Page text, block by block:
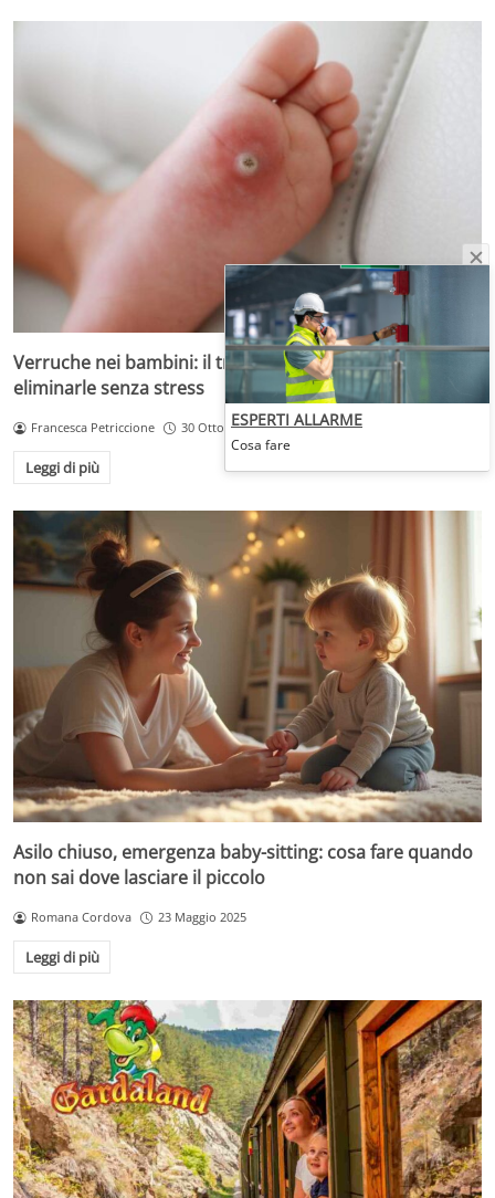
Verruche nei bambini: il trattamento più adatto per
eliminarle senza stress
Francesca Petriccione 30 Ottobre 2025
Leggi di più
Asilo chiuso, emergenza baby-sitting: cosa fare quando
non sai dove lasciare il piccolo
Romana Cordova 23 Maggio 2025
Leggi di più
ESPERTI ALLARME
Cosa fare